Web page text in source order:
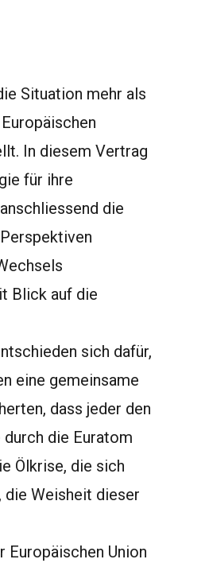
Situation mehr als
In diesem Vertrag
für ihre
die
Blick auf die
sich dafür,
eine gemeinsame
dass jeder den
die Euratom
Ölkrise, die sich
die Weisheit dieser
Europäischen Union